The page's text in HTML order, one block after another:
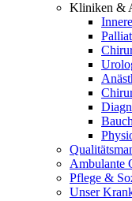
Kliniken &
Ambulante
Pflege &
Unser